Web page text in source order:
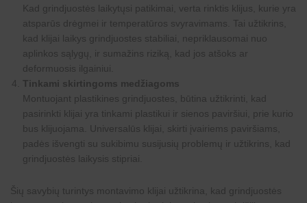
Kad grindjuostės laikytųsi patikimai, verta rinktis klijus, kurie yra
atsparūs drėgmei ir temperatūros svyravimams. Tai užtikrins,
kad klijai laikys grindjuostes stabiliai, nepriklausomai nuo
aplinkos sąlygų, ir sumažins riziką, kad jos atšoks ar
deformuosis ilgainiui.
Tinkami skirtingoms medžiagoms
Montuojant plastikines grindjuostes, būtina užtikrinti, kad
pasirinkti klijai yra tinkami plastikui ir sienos paviršiui, prie kurio
bus klijuojama. Universalūs klijai, skirti įvairiems paviršiams,
padės išvengti su sukibimu susijusių problemų ir užtikrins, kad
grindjuostės laikysis stipriai.
Šių savybių turintys montavimo klijai užtikrina, kad grindjuostės